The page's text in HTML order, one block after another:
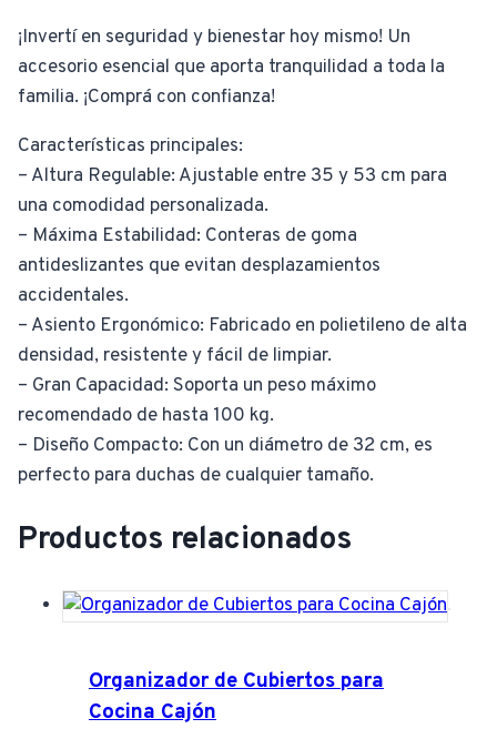
¡Invertí en seguridad y bienestar hoy mismo! Un
accesorio esencial que aporta tranquilidad a toda la
familia. ¡Comprá con confianza!
Características principales:
– Altura Regulable: Ajustable entre 35 y 53 cm para
una comodidad personalizada.
– Máxima Estabilidad: Conteras de goma
antideslizantes que evitan desplazamientos
accidentales.
– Asiento Ergonómico: Fabricado en polietileno de alta
densidad, resistente y fácil de limpiar.
– Gran Capacidad: Soporta un peso máximo
recomendado de hasta 100 kg.
– Diseño Compacto: Con un diámetro de 32 cm, es
perfecto para duchas de cualquier tamaño.
Productos relacionados
Organizador de Cubiertos para
Cocina Cajón